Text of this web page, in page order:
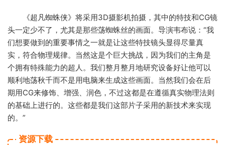
《超凡蜘蛛侠》将采用3D摄影机拍摄，其中的特技和CG镜
头一定少不了，尤其是那些荡蜘蛛丝的画面。导演韦布说：“我
们想要做到的重要事情之一就是让这些特技镜头显得尽量真
实，符合物理规律。当然这是个巨大挑战，因为我们的主角是
个拥有特殊能力的超人。我们整月整月地研究设备好让他可以
顺利地荡秋千而不是用电脑来生成这些画面。当然我们会在后
期用CG来修饰、增强、润色，不过这都是在遵循真实物理法则
的基础上进行的。这些都是我们这部片子采用的新技术来实现
的。”
资源下载